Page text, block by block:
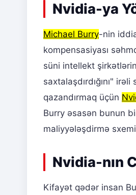
Nvidia-ya
Michael Burry-nin
kompensasiyası
süni intellekt
saxtalaşdırdığını"
qazandırmaq üçün
Burry əsasən bunun
maliyyələşdirmə
Nvidia-nın
Kifayət qədər insan